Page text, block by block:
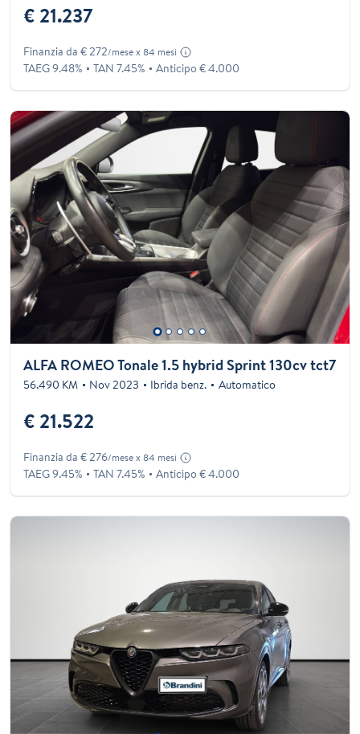
€ 21.237
Finanzia da € 272/mese x 84 mesi
TAEG 9.48% TAN 7.45% Anticipo € 4.000
ALFA ROMEO Tonale 1.5 hybrid Sprint 130cv tct7
56.490 KM Nov 2023 Ibrida benz. Automatico
€ 21.522
Finanzia da € 276/mese x 84 mesi
TAEG 9.45% TAN 7.45% Anticipo € 4.000